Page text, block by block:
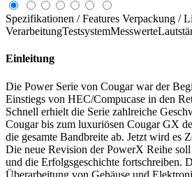
Spezifikationen / Features Verpackung /
VerarbeitungTestsystemMesswerte
Einleitung
Die Power Serie von Cougar war der
Einstiegs von HEC/Compucase in den
Schnell erhielt die Serie zahlreiche
Cougar bis zum luxuriösen Cougar GX
die gesamte Bandbreite ab. Jetzt wird es
Die neue Revision der PowerX Reihe soll
und die Erfolgsgeschichte fortschreiben.
Überarbeitung von Gehäuse und